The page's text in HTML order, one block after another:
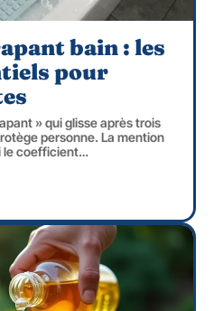
bain : les
pour
» qui glisse après trois
personne. La mention
le coefficient…